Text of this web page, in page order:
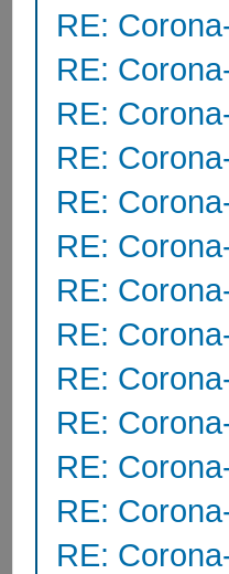
RE:
RE:
RE:
RE:
RE:
RE:
RE:
RE:
RE:
RE:
RE:
RE:
RE: